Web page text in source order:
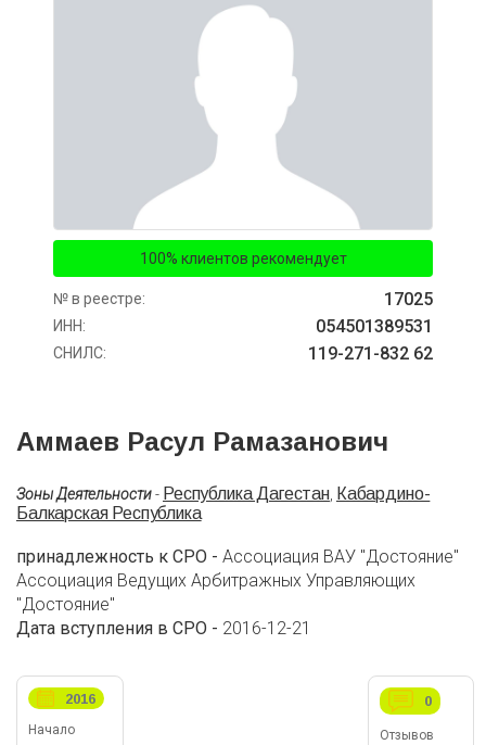
100% клиентов рекомендует
№ в реестре: 17025
ИНН: 054501389531
СНИЛС: 119-271-832 62
Аммаев Расул Рамазанович
Зоны Деятельности- Республика Дагестан, Кабардино-
Балкарская Республика
принадлежность к СРО - Ассоциация ВАУ "Достояние"
Ассоциация Ведущих Арбитражных Управляющих
"Достояние"
Дата вступления в СРО - 2016-12-21
Начало
2016
Отзывов
0